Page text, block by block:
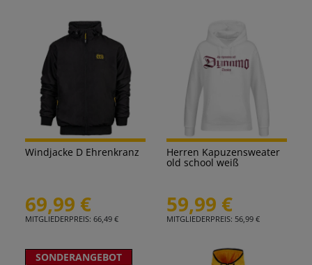
Windjacke D Ehrenkranz
69,99 €
MITGLIEDERPREIS: 66,49 €
Herren Kapuzensweater
old school weiß
59,99 €
MITGLIEDERPREIS: 56,99 €
SONDERANGEBOT